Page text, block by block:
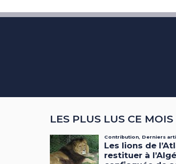
LES PLUS LUS CE MOIS